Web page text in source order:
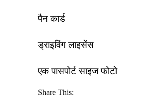
पैन कार्ड
ड्राइविंग लाइसेंस
एक पासपोर्ट साइज फोटो
Share This: